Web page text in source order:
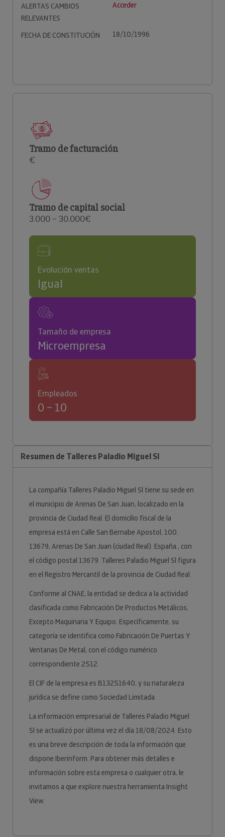
ALERTAS CAMBIOS
RELEVANTES
Acceder
FECHA DE CONSTITUCIÓN 18/10/1996
Tramo de facturación
€
Tramo de capital social
3.000 – 30.000€
Evolución ventas
Igual
Tamaño de empresa
Microempresa
Empleados
0 – 10
Resumen de Talleres Paladio Miguel Sl
La compañía Talleres Paladio Miguel Sl tiene su sede en
el municipio de Arenas De San Juan, localizado en la
provincia de Ciudad Real. El domicilio fiscal de la
empresa está en Calle San Bernabe Apostol, 100.
13679, Arenas De San Juan (ciudad Real). España., con
el código postal 13679. Talleres Paladio Miguel Sl figura
en el Registro Mercantil de la provincia de Ciudad Real.
Conforme al CNAE, la entidad se dedica a la actividad
clasificada como Fabricación De Productos Metálicos,
Excepto Maquinaria Y Equipo. Específicamente, su
categoría se identifica como Fabricación De Puertas Y
Ventanas De Metal, con el código numérico
correspondiente 2512.
El CIF de la empresa es B13251640, y su naturaleza
jurídica se define como Sociedad Limitada.
La información empresarial de Talleres Paladio Miguel
Sl se actualizó por última vez el día 18/08/2024. Esto
es una breve descripción de toda la información que
dispone Iberinform. Para obtener más detalles e
información sobre esta empresa o cualquier otra, le
invitamos a que explore nuestra herramienta Insight
View.